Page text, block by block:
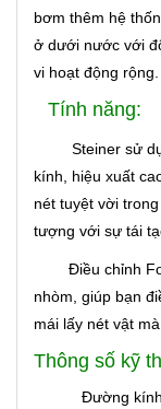
bơm thêm hệ
ở dưới nước với
vi hoạt động rộng.
Tính năng:
Steiner sử
kính, hiệu xuất
nét tuyệt vời
tượng với sự tái
Điều chỉnh
nhòm, giúp bạn
mái lấy nét vật
Thông số kỹ
Đường